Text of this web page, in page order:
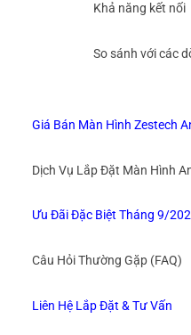
Khả năng kết nối
So sánh với các
Giá Bán Màn Hình Zestech
Dịch Vụ Lắp Đặt Màn Hình
Ưu Đãi Đặc Biệt Tháng 9/
Câu Hỏi Thường Gặp (FAQ)
Liên Hệ Lắp Đặt & Tư Vấn